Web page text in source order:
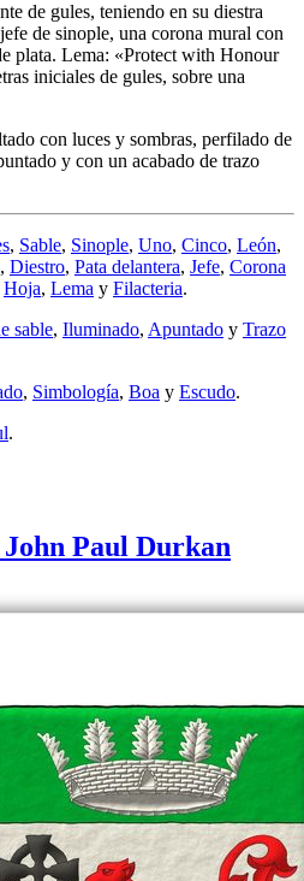
de gules, teniendo en su diestra
de sinople, una corona mural con
plata. Lema: «Protect with Honour
iniciales de gules, sobre una
con luces y sombras, perfilado de
y con un acabado de trazo
, Sable, Sinople, Uno, Cinco, León,
, Diestro, Pata delantera, Jefe, Corona
Hoja, Lema y Filacteria.
sable, Iluminado, Apuntado y Trazo
, Simbología, Boa y Escudo.
.
John Paul Durkan